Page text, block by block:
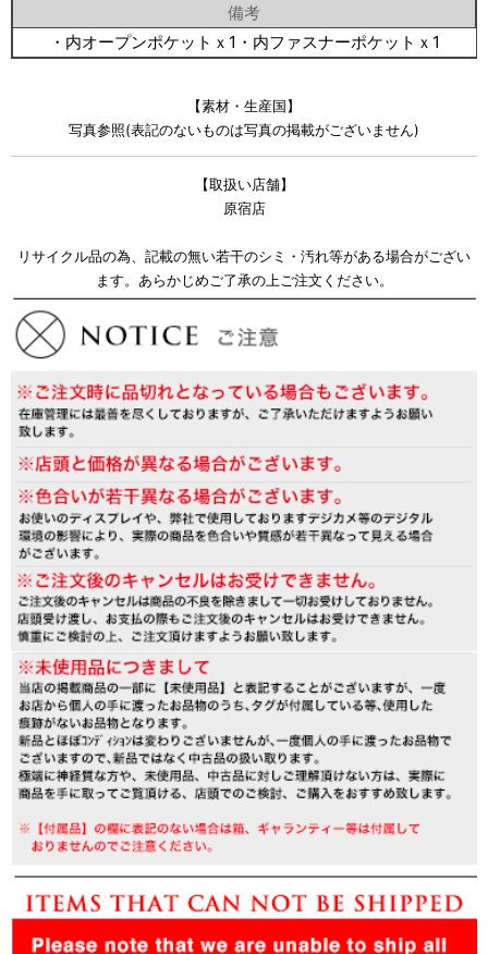
備考
・内オープンポケットｘ1・内ファスナーポケットｘ1
【素材・生産国】
写真参照(表記のないものは写真の掲載がございません)
【取扱い店舗】
原宿店
リサイクル品の為、記載の無い若干のシミ・汚れ等がある場合がござい
ます。あらかじめご了承の上ご注文ください。